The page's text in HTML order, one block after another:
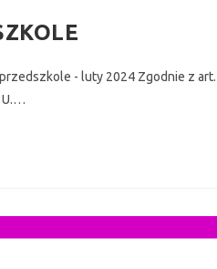
przedszkole - luty 2024 Zgodnie z
U.…